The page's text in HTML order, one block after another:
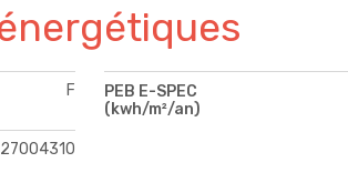
F
PEB E-SPEC
(kwh/m²/an)